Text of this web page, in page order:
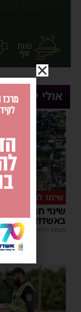
אולי יעניין
שימו לב
שינוי חריג
באשדוד – זה
מנחם דויטש 16:07